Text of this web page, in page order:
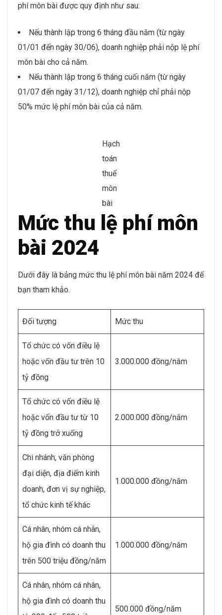
phí môn bài được quy định như sau:
Nếu thành lập trong 6 tháng đầu năm (từ ngày
01/01 đến ngày 30/06), doanh nghiệp phải nộp lệ phí
môn bài cho cả năm.
Nếu thành lập trong 6 tháng cuối năm (từ ngày
01/07 đến ngày 31/12), doanh nghiệp chỉ phải nộp
50% mức lệ phí môn bài của cả năm.
Hạch
toán
thuế
môn
bài
Mức thu lệ phí môn
bài 2024
Dưới đây là bảng mức thu lệ phí môn bài năm 2024 để
bạn tham khảo.
Đối tượng Mức thu
Tổ chức có vốn điều lệ
hoặc vốn đầu tư trên 10
tỷ đồng
3.000.000 đồng/năm
Tổ chức có vốn điều lệ
hoặc vốn đầu tư từ 10
tỷ đồng trở xuống
2.000.000 đồng/năm
Chi nhánh, văn phòng
đại diện, địa điểm kinh
doanh, đơn vị sự nghiệp,
tổ chức kinh tế khác
1.000.000 đồng/năm
Cá nhân, nhóm cá nhân,
hộ gia đình có doanh thu
trên 500 triệu đồng/năm
1.000.000 đồng/năm
Cá nhân, nhóm cá nhân,
hộ gia đình có doanh thu
500.000 đồng/năm